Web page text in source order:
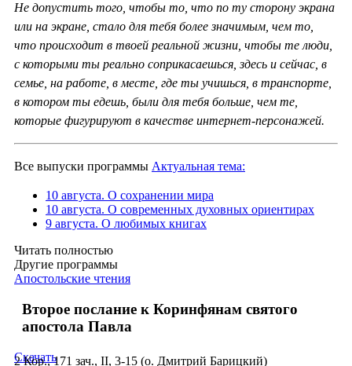
Не допустить того, чтобы то, что по ту сторону экрана
или на экране, стало для тебя более значимым, чем то,
что происходит в твоей реальной жизни, чтобы те люди,
с которыми ты реально соприкасаешься, здесь и сейчас, в
семье, на работе, в месте, где ты учишься, в транспорте,
в котором ты едешь, были для тебя больше, чем те,
которые фигурируют в качестве интернет-персонажей.
Все выпуски программы Актуальная тема:
10 августа. О сохранении мира
10 августа. О современных духовных ориентирах
9 августа. О любимых книгах
Читать полностью
Другие программы
Апостольские чтения
Второе послание к Коринфянам святого
апостола Павла
2 Кор., 171 зач., II, 3-15 (о. Дмитрий Барицкий)
Скачать